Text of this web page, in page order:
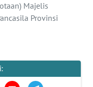
Majelis
Provinsi